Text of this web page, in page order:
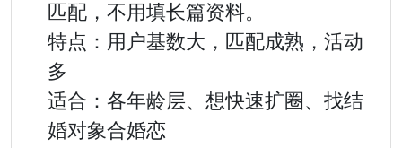
匹配，不用填长篇资料。
特点：用户基数大，匹配成熟，活动
多
适合：各年龄层、想快速扩圈、找结
婚对象合婚恋